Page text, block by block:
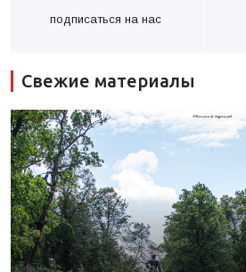
подписаться на нас
Свежие материалы